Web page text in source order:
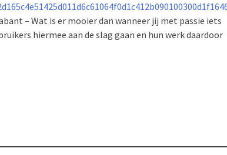
– Wat is er mooier dan wanneer jij met passie iets
hiermee aan de slag gaan en hun werk daardoor